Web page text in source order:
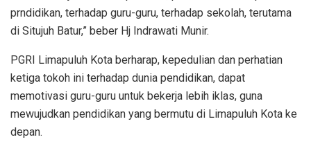
prndidikan, terhadap guru-guru, terhadap sekolah, terutama
di Situjuh Batur,” beber Hj Indrawati Munir.
PGRI Limapuluh Kota berharap, kepedulian dan perhatian
ketiga tokoh ini terhadap dunia pendidikan, dapat
memotivasi guru-guru untuk bekerja lebih iklas, guna
mewujudkan pendidikan yang bermutu di Limapuluh Kota ke
depan.